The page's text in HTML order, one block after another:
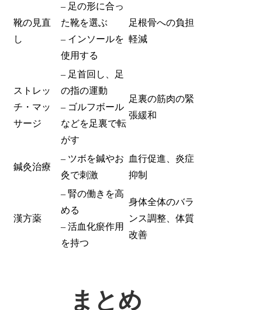
靴の見直
し
– 足の形に合っ
た靴を選ぶ
– インソールを
使用する
足根骨への負担
軽減
ストレッ
チ・マッ
サージ
– 足首回し、足
の指の運動
– ゴルフボール
などを足裏で転
がす
足裏の筋肉の緊
張緩和
鍼灸治療
– ツボを鍼やお
灸で刺激
血行促進、炎症
抑制
漢方薬
– 腎の働きを高
める
– 活血化瘀作用
を持つ
身体全体のバラ
ンス調整、体質
改善
まとめ